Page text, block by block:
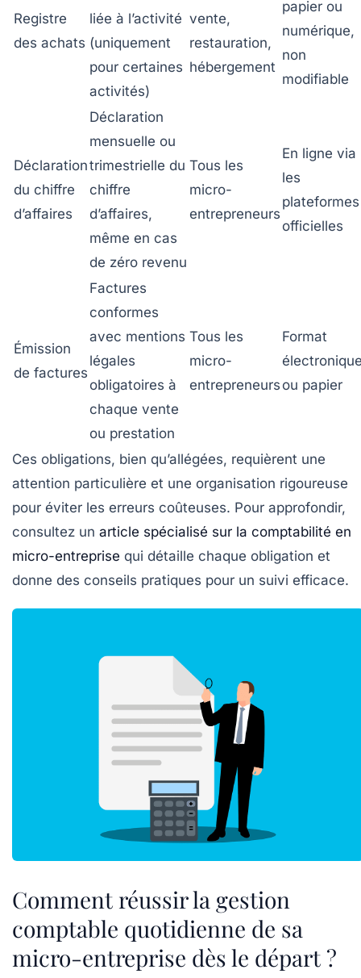
Registre
des achats
liée à l’activité
(uniquement
pour certaines
activités)
vente,
restauration,
hébergement
papier ou
numérique,
non
modifiable
Déclaration
du chiffre
d’affaires
Déclaration
mensuelle ou
trimestrielle du
chiffre
d’affaires,
même en cas
de zéro revenu
Tous les
micro-
entrepreneurs
En ligne via
les
plateformes
officielles
Émission
de factures
Factures
conformes
avec mentions
légales
obligatoires à
chaque vente
ou prestation
Tous les
micro-
entrepreneurs
Format
ou papier
Ces obligations, bien qu’allégées, requièrent une
attention particulière et une organisation rigoureuse
pour éviter les erreurs coûteuses. Pour approfondir,
consultez un article spécialisé sur la comptabilité en
micro-entreprise qui détaille chaque obligation et
donne des conseils pratiques pour un suivi efficace.
Comment réussir la gestion
comptable quotidienne de sa
micro-entreprise dès le départ ?